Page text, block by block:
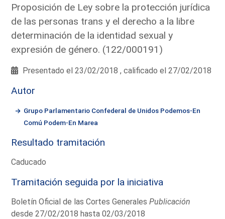
Proposición de Ley sobre la protección jurídica
de las personas trans y el derecho a la libre
determinación de la identidad sexual y
expresión de género. (122/000191)
Presentado el 23/02/2018 , calificado el 27/02/2018
Autor
Grupo Parlamentario Confederal de Unidos Podemos-En
Comú Podem-En Marea
Resultado tramitación
Caducado
Tramitación seguida por la iniciativa
Boletín Oficial de las Cortes GeneralesPublicación
desde 27/02/2018 hasta 02/03/2018